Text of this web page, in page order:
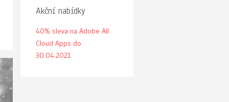
Akční nabídky
40% sleva na Adobe All
Cloud Apps do
30.04.2021